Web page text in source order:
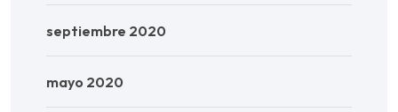
septiembre 2020
mayo 2020